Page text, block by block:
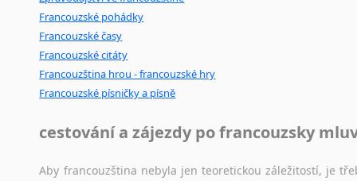
Francouzské pohádky
Francouzské časy
Francouzské citáty
Francouzština hrou - francouzské hry
Francouzské písničky a písně
cestování a zájezdy po francouzsky
Aby francouzština nebyla jen teoretickou záležitostí, je